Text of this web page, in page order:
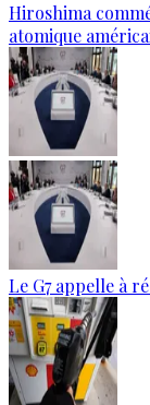
Hiroshima
atomique
Le G7 appelle à